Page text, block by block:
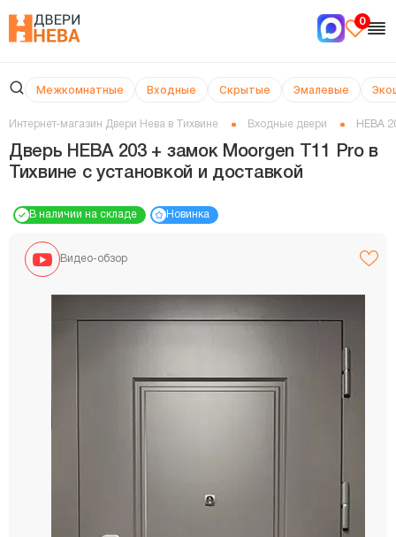
0
Межкомнатные Входные Скрытые Эмалевые
Интернет-магазин Двери Нева в Тихвине Входные двери НЕВА
Дверь НЕВА 203 + замок Moorgen T11 Pro в
Тихвине с установкой и доставкой
В наличии на складе Новинка
Видео-обзор